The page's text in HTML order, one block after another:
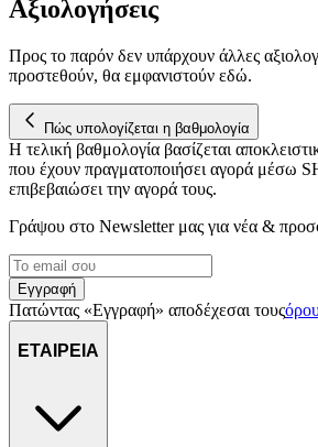
Αξιολογήσεις
Προς το παρόν δεν υπάρχουν άλλες
προστεθούν, θα εμφανιστούν εδώ.
Πώς υπολογίζεται η βαθμολογία
Η τελική βαθμολογία βασίζεται
που έχουν πραγματοποιήσει αγορά μέσω
επιβεβαιώσει την αγορά τους.
Γράψου στο Νewsletter μας για νέα &
Εγγραφή
Πατώντας «Εγγραφή» αποδέχεσαι τους
ΕΤΑΙΡΕΙΑ